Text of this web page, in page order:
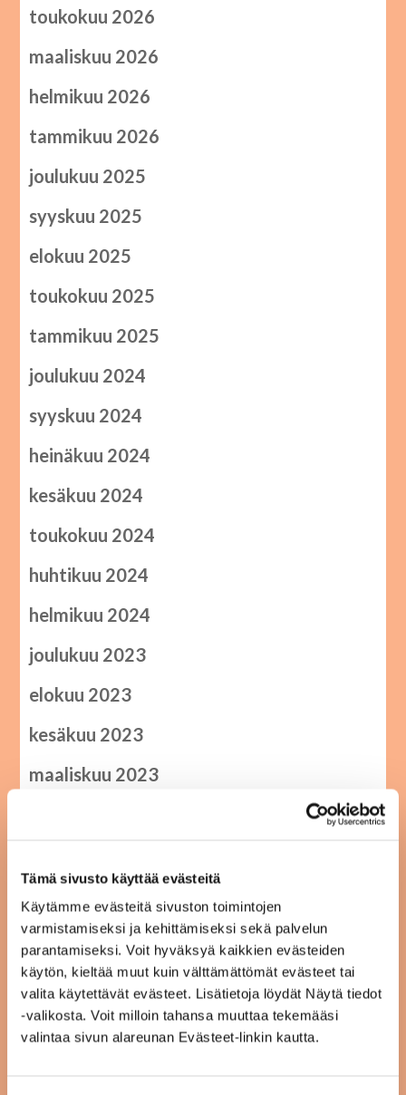
Tämä sivusto käyttää evästeitä
Käytämme evästeitä sivuston toimintojen
varmistamiseksi ja kehittämiseksi sekä palvelun
parantamiseksi. Voit hyväksyä kaikkien evästeiden
käytön, kieltää muut kuin välttämättömät evästeet tai
valita käytettävät evästeet. Lisätietoja löydät Näytä tiedot
-valikosta. Voit milloin tahansa muuttaa tekemääsi
valintaa sivun alareunan Evästeet-linkin kautta.
toukokuu 2026
maaliskuu 2026
helmikuu 2026
tammikuu 2026
joulukuu 2025
syyskuu 2025
elokuu 2025
toukokuu 2025
tammikuu 2025
joulukuu 2024
syyskuu 2024
heinäkuu 2024
kesäkuu 2024
toukokuu 2024
huhtikuu 2024
helmikuu 2024
joulukuu 2023
elokuu 2023
kesäkuu 2023
maaliskuu 2023
syyskuu 2022
heinäkuu 2022
kesäkuu 2022
toukokuu 2022